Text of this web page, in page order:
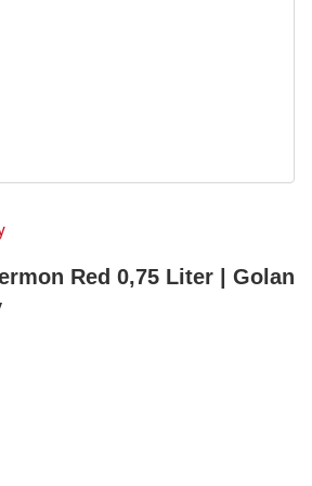
Red 0,75 Liter | Golan